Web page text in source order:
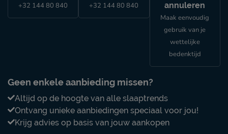
+32 144 80 840 +32 144 80 840
annuleren
Maak eenvoudig
gebruik van je
wettelijke
bedenktijd
Geen enkele aanbieding missen?
Altijd op de hoogte van alle slaaptrends
Ontvang unieke aanbiedingen speciaal voor jou!
Krijg advies op basis van jouw aankopen